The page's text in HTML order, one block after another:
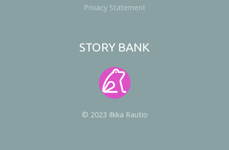
Privacy Statement
STORY BANK
© 2023 Ilkka Rautio